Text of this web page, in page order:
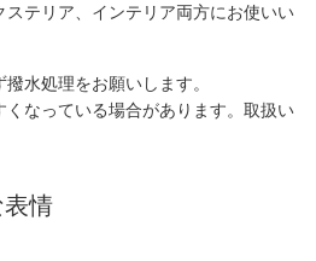
テリア、インテリア両方にお使いい
水処理をお願いします。
なっている場合があります。取扱い
情